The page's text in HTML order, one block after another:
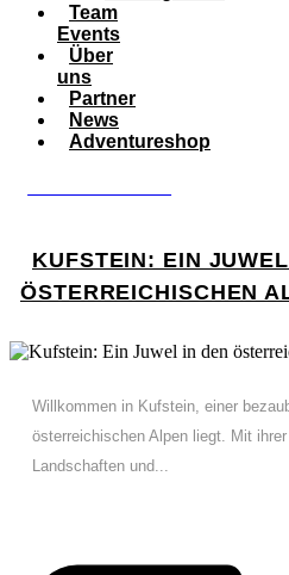
Team
Events
Über
uns
Partner
News
Adventureshop
KUFSTEIN: EIN
ÖSTERREICHISCHEN
Willkommen in Kufstein, einer
österreichischen Alpen liegt. Mit
Landschaften und...